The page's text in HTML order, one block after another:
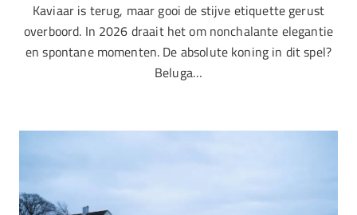
Kaviaar is terug, maar gooi de stijve etiquette gerust
overboord. In 2026 draait het om nonchalante elegantie
en spontane momenten. De absolute koning in dit spel?
Beluga…